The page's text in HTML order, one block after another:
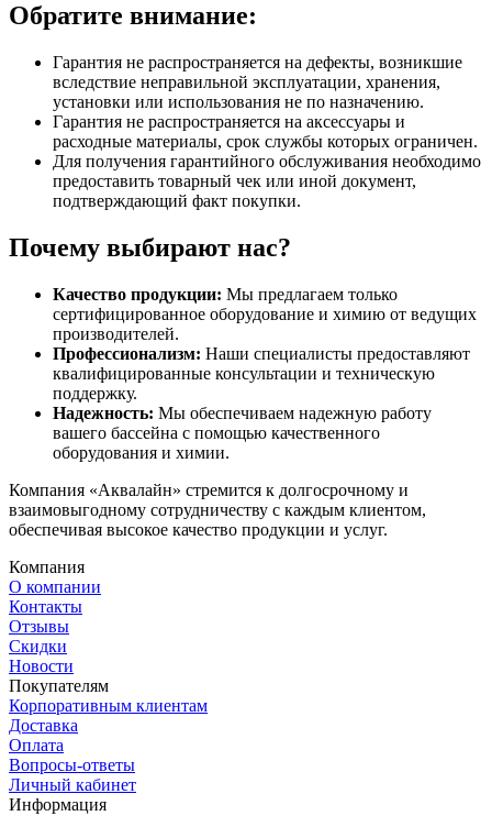
Обратите внимание:
Гарантия не распространяется на дефекты, возникшие
вследствие неправильной эксплуатации, хранения,
установки или использования не по назначению.
Гарантия не распространяется на аксессуары и
расходные материалы, срок службы которых ограничен.
Для получения гарантийного обслуживания необходимо
предоставить товарный чек или иной документ,
подтверждающий факт покупки.
Почему выбирают нас?
Качество продукции: Мы предлагаем только
сертифицированное оборудование и химию от ведущих
производителей.
Профессионализм: Наши специалисты предоставляют
квалифицированные консультации и техническую
поддержку.
Надежность: Мы обеспечиваем надежную работу
вашего бассейна с помощью качественного
оборудования и химии.
Компания «Аквалайн» стремится к долгосрочному и
взаимовыгодному сотрудничеству с каждым клиентом,
обеспечивая высокое качество продукции и услуг.
Компания
О компании
Контакты
Отзывы
Скидки
Новости
Покупателям
Корпоративным клиентам
Доставка
Оплата
Вопросы-ответы
Личный кабинет
Информация